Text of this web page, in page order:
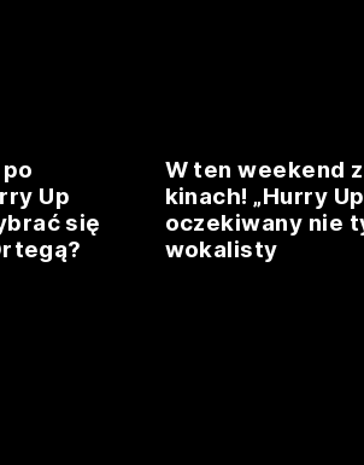
Up
się
W ten weekend
kinach! „Hurry
oczekiwany nie
wokalisty